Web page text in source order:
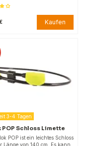
Kaufen
3-4 Tagen
POP Schloss Limette
POP ist ein leichtes Schloss
Länge von 140 cm. Es kann